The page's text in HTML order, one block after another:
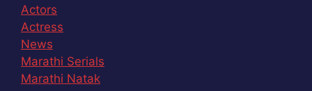
Actors
Actress
News
Marathi Serials
Marathi Natak